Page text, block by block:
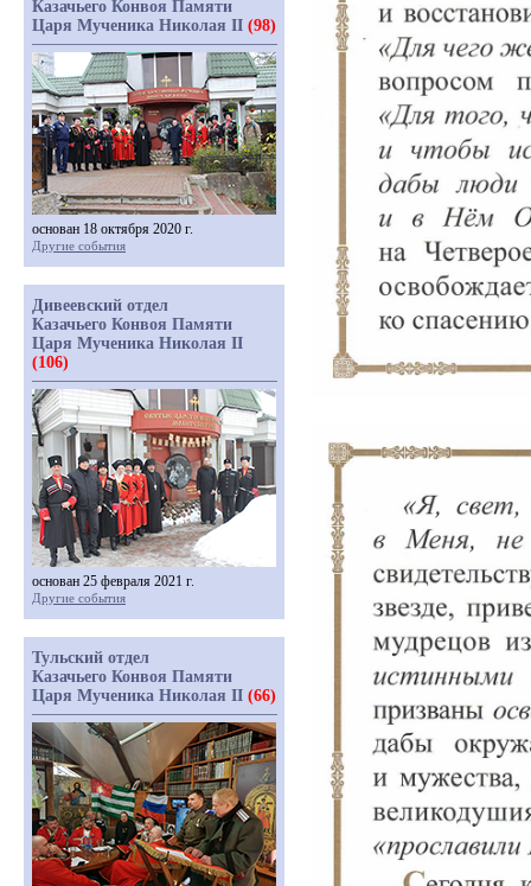
Казачьего Конвоя Памяти
Царя Мученика Николая II (98)
основан 18 октября 2020 г.
Другие события
Дивеевский отдел
Казачьего Конвоя Памяти
Царя Мученика Николая II
(106)
основан 25 февраля 2021 г.
Другие события
Тульский отдел
Казачьего Конвоя Памяти
Царя Мученика Николая II (66)